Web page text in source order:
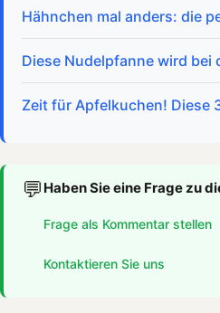
Hähnchen mal anders: die
Diese Nudelpfanne wird bei
Zeit für Apfelkuchen! Diese
💬 Haben Sie eine Frage zu
Frage als Kommentar stellen
Kontaktieren Sie uns